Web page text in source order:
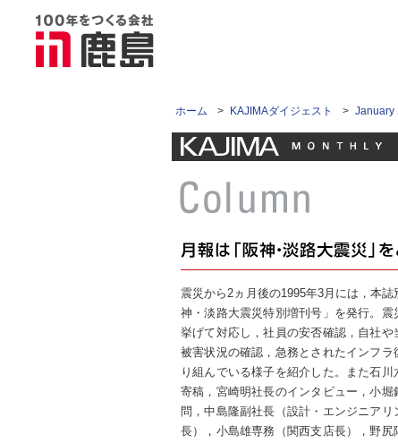
ホーム > KAJIMAダイジェスト > January
震災から2ヵ月後の1995年3月には，本誌
神・淡路大震災特別増刊号」を発行。震
挙げて対応し，社員の安否確認，自社や
被害状況の確認，急務とされたインフラ
り組んでいる様子を紹介した。また石川
寄稿，宮崎明社長のインタビュー，小堀
問，中島隆副社長（設計・エンジニアリ
長），小島雄専務（関西支店長），野尻